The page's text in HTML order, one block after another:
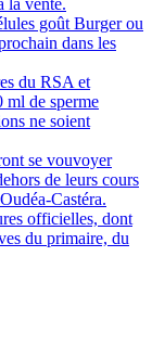
la vente.
goût Burger ou
dans les
du RSA et
ml de sperme
ne soient
se vouvoyer
de leurs cours
Castéra.
officielles, dont
du primaire, du